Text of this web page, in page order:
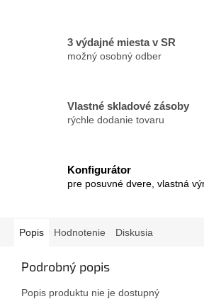
3 výdajné miesta v SR
možný osobný odber
Vlastné skladové zásoby
rýchle dodanie tovaru
Konfigurátor
pre posuvné dvere, vlastná
Popis Hodnotenie Diskusia
Podrobný popis
Popis produktu nie je dostupný